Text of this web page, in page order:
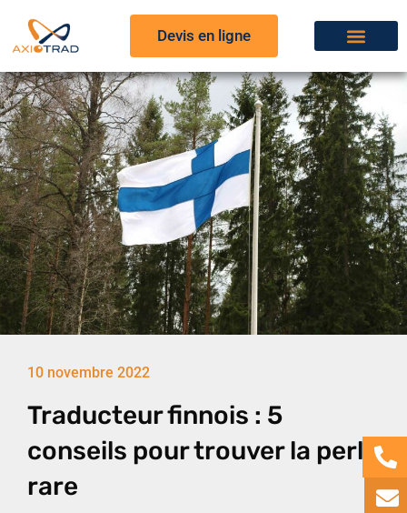
Devis en ligne
10 novembre 2022
Traducteur finnois : 5
conseils pour trouver la perle
rare